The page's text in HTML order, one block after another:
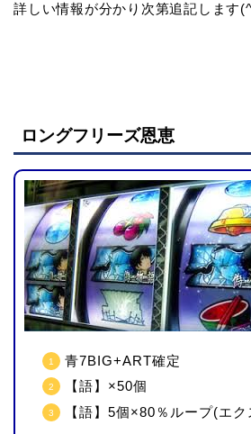
詳しい情報が分かり次第追記します
ロングフリーズ恩恵
青7BIG+ART確定
【語】×50個
【語】5個×80％ループ(エ